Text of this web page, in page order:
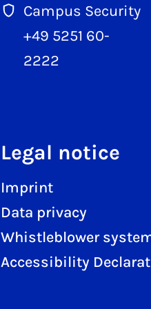
Campus Security
+49 5251 60-
2222
Legal notice
Imprint
Data privacy
Whistleblower
Accessibility